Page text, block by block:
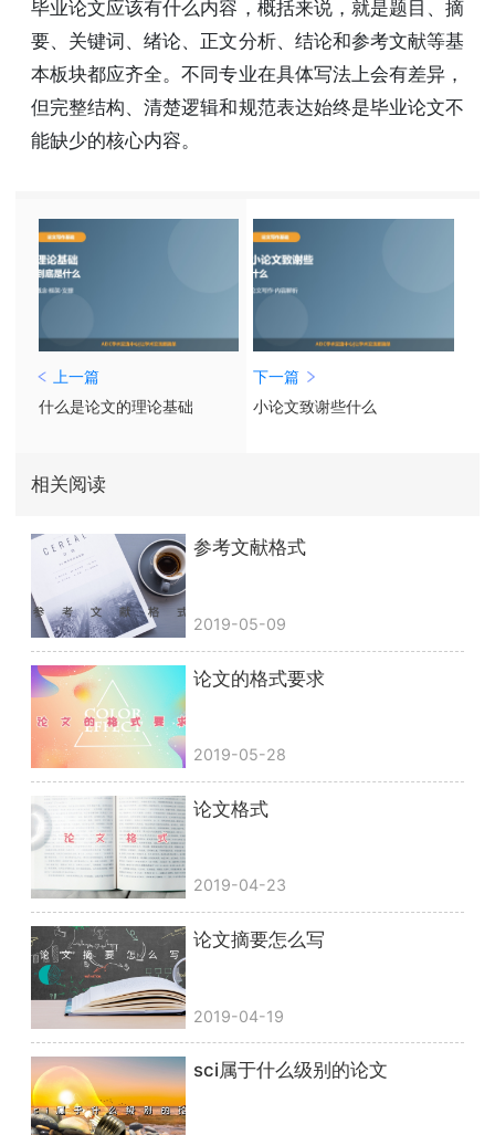
毕业论文应该有什么内容，概括来说，就是题目、摘
要、关键词、绪论、正文分析、结论和参考文献等基
本板块都应齐全。不同专业在具体写法上会有差异，
但完整结构、清楚逻辑和规范表达始终是毕业论文不
能缺少的核心内容。
上一篇
什么是论文的理论基础
下一篇
小论文致谢些什么
相关阅读
参考文献格式
2019-05-09
论文的格式要求
2019-05-28
论文格式
2019-04-23
论文摘要怎么写
2019-04-19
sci属于什么级别的论文